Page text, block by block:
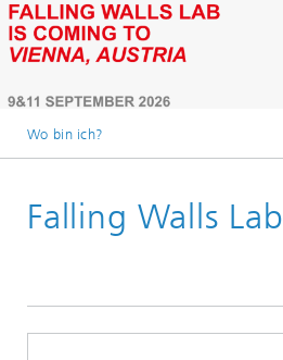
Wo bin ich?
Veranstaltungen
Falling Walls Lab